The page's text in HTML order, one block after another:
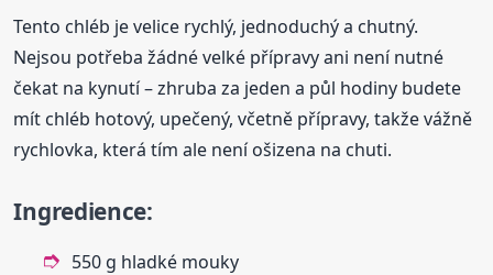
Tento chléb je velice rychlý, jednoduchý a chutný.
Nejsou potřeba žádné velké přípravy ani není nutné
čekat na kynutí – zhruba za jeden a půl hodiny budete
mít chléb hotový, upečený, včetně přípravy, takže vážně
rychlovka, která tím ale není ošizena na chuti.
Ingredience:
550 g hladké mouky